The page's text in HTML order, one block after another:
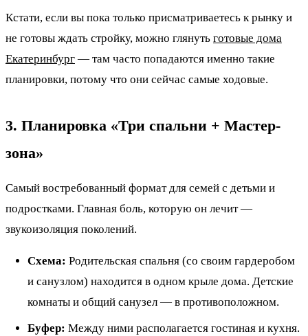
Кстати, если вы пока только присматриваетесь к рынку и
не готовы ждать стройку, можно глянуть готовые дома
Екатеринбург — там часто попадаются именно такие
планировки, потому что они сейчас самые ходовые.
3. Планировка «Три спальни + Мастер-
зона»
Самый востребованный формат для семей с детьми и
подростками. Главная боль, которую он лечит —
звукоизоляция поколений.
Схема: Родительская спальня (со своим гардеробом
и санузлом) находится в одном крыле дома. Детские
комнаты и общий санузел — в противоположном.
Буфер: Между ними располагается гостиная и кухня.